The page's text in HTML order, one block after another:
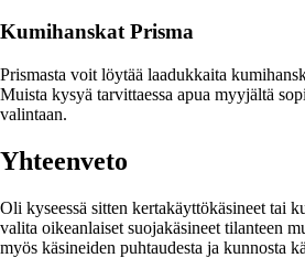
Kumihanskat Prisma
Prismasta voit löytää laadukkaita
Muista kysyä tarvittaessa apua myyjältä
valintaan.
Yhteenveto
Oli kyseessä sitten kertakäyttökäsineet tai
valita oikeanlaiset suojakäsineet tilanteen
myös käsineiden puhtaudesta ja kunnosta